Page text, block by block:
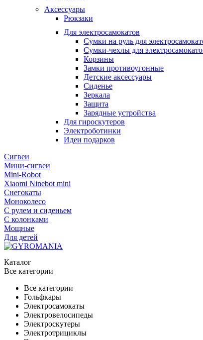
Аксессуары
Рюкзаки
Для электросамокатов
Сумки на руль для
Сумки-чехлы для
Корзины
Замки противоугонные
Детские аксессуары
Сиденье
Зеркала
Защита
Зарядные устройства
Для гироскутеров
Электроботинки
Идеи подарков
Сигвеи
Мини-сигвеи
Mini-Robot
Xiaomi Ninebot mini
Снегокаты
Моноколесо
С рулем и сиденьем
С колонками
Мощные
Для детей
Каталог
Все категории
Все категории
Гольфкары
Электросамокаты
Электровелосипеды
Электроскутеры
Электротрициклы